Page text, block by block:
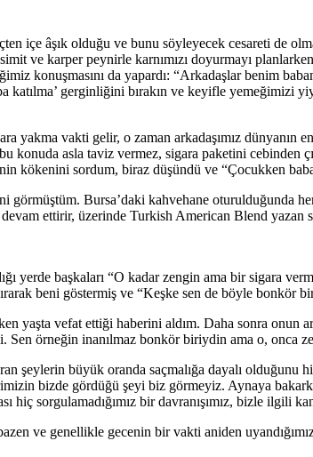
içe âşık olduğu ve bunu söyleyecek cesareti de
ve karper peynirle karnımızı doyurmayı
konuşmasını da yapardı: “Arkadaşlar benim
katılma’ gerginliğini bırakın ve keyifle
vakti gelir, o zaman arkadaşımız dünyanın
konuda asla taviz vermez, sigara paketini
kökenini sordum, biraz düşündü ve “Çocukken
Bursa’daki kahvehane oturulduğunda
ettirir, üzerinde Turkish American Blend yazan
yerde başkaları “O kadar zengin ama bir sigara
beni göstermiş ve “Keşke sen de böyle bonkör
yaşta vefat ettiği haberini aldım. Daha sonra onun
örneğin inanılmaz bonkör biriydin ama o, onca
şeylerin büyük oranda saçmalığa dayalı
bizde gördüğü şeyi biz görmeyiz. Aynaya
hiç sorgulamadığımız bir davranışımız, bizle ilgili
ve genellikle gecenin bir vakti aniden